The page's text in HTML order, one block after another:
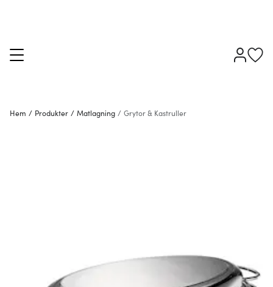
Hem / Produkter / Matlagning / Grytor & Kastruller